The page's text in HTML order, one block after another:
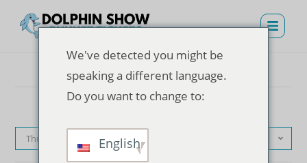
Thứ tự mặc định
We've detected you might be
speaking a different language.
Do you want to change to:
English